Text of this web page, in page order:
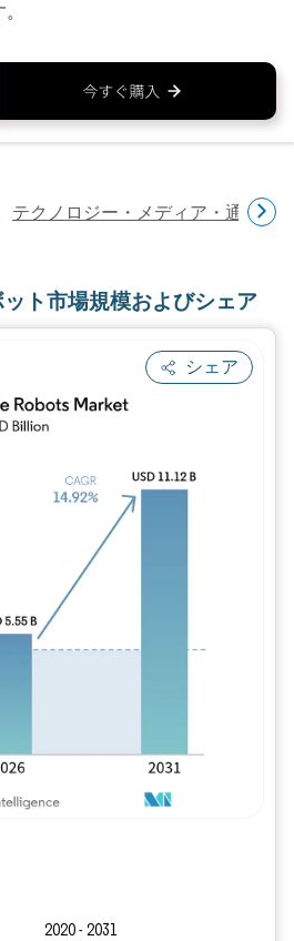
テクノロジー・メディア・通信研
ト市場規模およびシェア
シェア
2020 - 2031
画像 © Mordor Intelligence。再利用には